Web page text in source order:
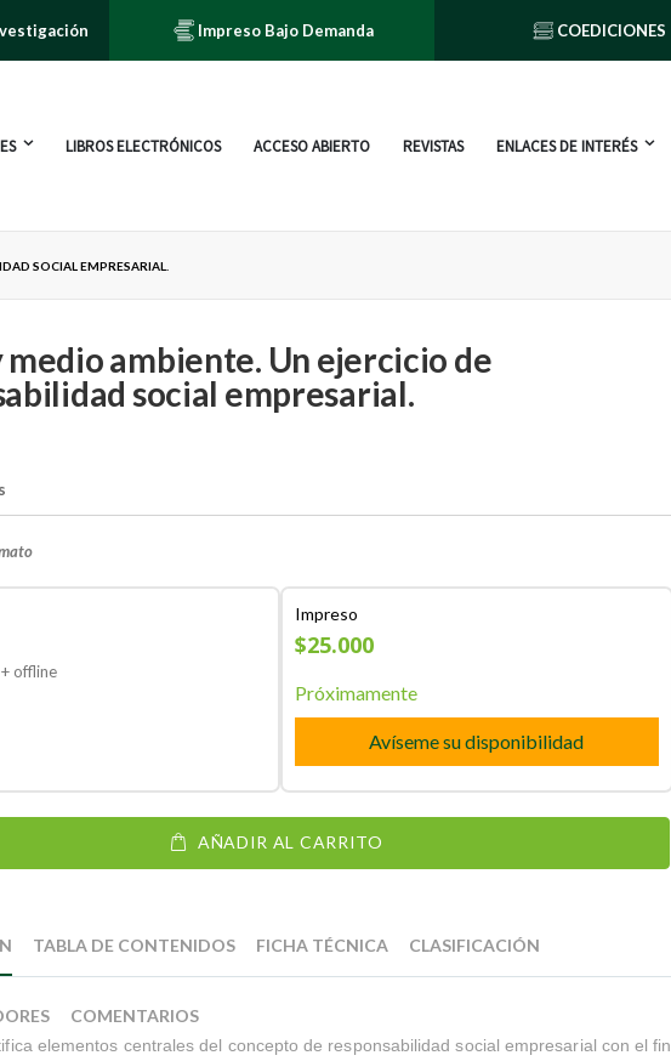
Impreso Bajo Demanda COEDICIONES
LIBROS ELECTRÓNICOS ACCESO ABIERTO REVISTAS ENLACES DE INTERÉS
SOCIAL EMPRESARIAL.
medio ambiente. Un ejercicio de
social empresarial.
offline
Impreso
$25.000
Próximamente
Avíseme su disponibilidad
AÑADIR AL CARRITO
elementos centrales del concepto de responsabilidad social empresarial con el fin
TABLA DE CONTENIDOS FICHA TÉCNICA CLASIFICACIÓN
COMENTARIOS